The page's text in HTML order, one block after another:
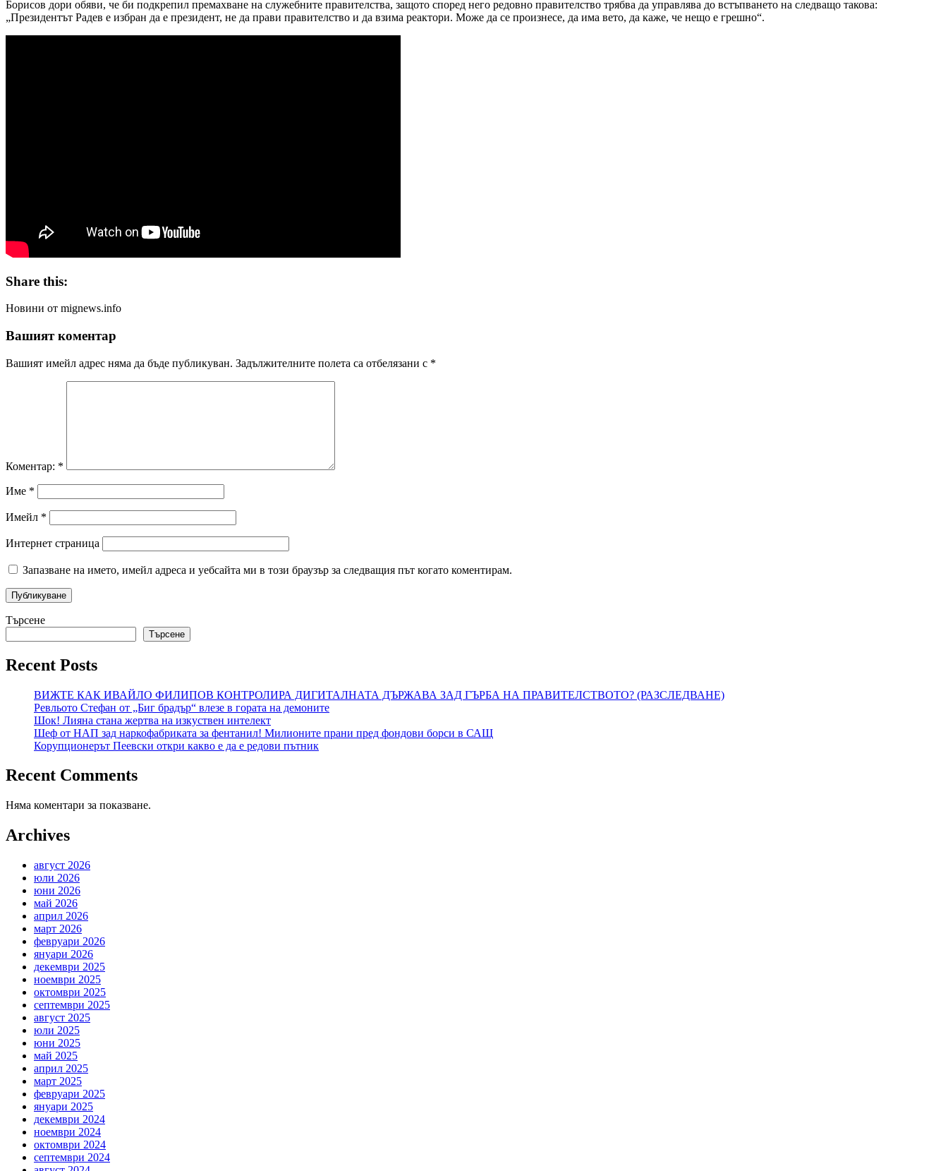
Борисов дори обяви, че би подкрепил премахване на служебните правителства, защото според него редовно правителство трябва да управлява до встъпването на следващо такова:
„Президентът Радев е избран да е президент, не да прави правителство и да взима реактори. Може да се произнесе, да има вето, да каже, че нещо е грешно“.
Share this:
Новини от mignews.info
Вашият коментар
Вашият имейл адрес няма да бъде публикуван. Задължителните полета са отбелязани с *
Коментар: *
Име *
Имейл *
Интернет страница
Запазване на името, имейл адреса и уебсайта ми в този браузър за следващия път когато коментирам.
Търсене
Търсене
Recent Posts
ВИЖТЕ КАК ИВАЙЛО ФИЛИПОВ КОНТРОЛИРА ДИГИТАЛНАТА ДЪРЖАВА ЗАД ГЪРБА НА ПРАВИТЕЛСТВОТО? (РАЗСЛЕДВАНЕ)
Ревльото Стефан от „Биг брадър“ влезе в гората на демоните
Шок! Лияна стана жертва на изкуствен интелект
Шеф от НАП зад наркофабриката за фентанил! Милионите прани пред фондови борси в САЩ
Корупционерът Пеевски откри какво е да е редови пътник
Recent Comments
Няма коментари за показване.
Archives
август 2026
юли 2026
юни 2026
май 2026
април 2026
март 2026
февруари 2026
януари 2026
декември 2025
ноември 2025
октомври 2025
септември 2025
август 2025
юли 2025
юни 2025
май 2025
април 2025
март 2025
февруари 2025
януари 2025
декември 2024
ноември 2024
октомври 2024
септември 2024